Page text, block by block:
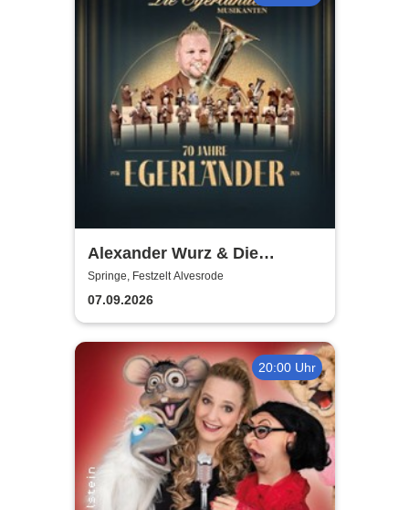
Alexander Wurz & Die
Egerländer Musikanten - Das
Original
Springe, Festzelt Alvesrode
07.09.2026
20:00 Uhr